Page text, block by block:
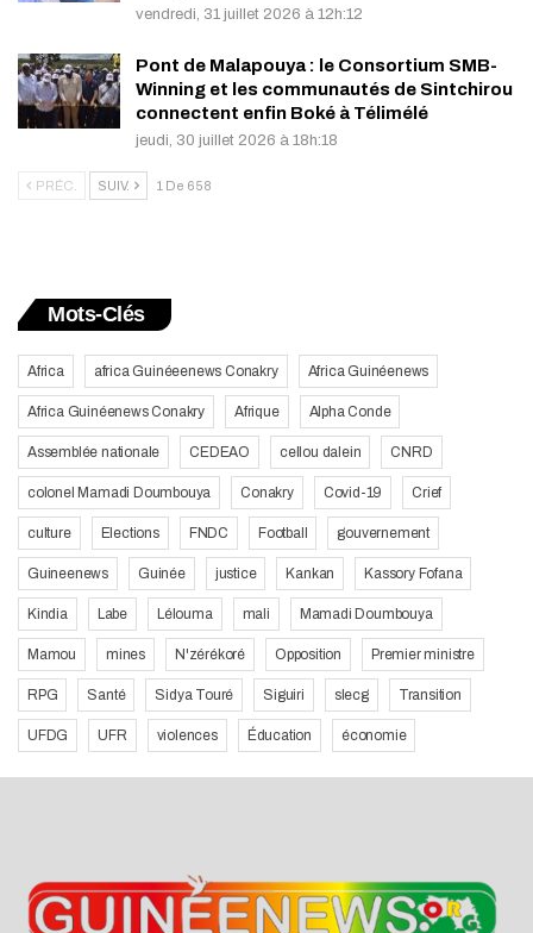
vendredi, 31 juillet 2026 à 12h:12
Pont de Malapouya : le Consortium SMB-
Winning et les communautés de Sintchirou
connectent enfin Boké à Télimélé
jeudi, 30 juillet 2026 à 18h:18
PRÉC. SUIV. 1 De 658
Mots-Clés
Africa africa Guinéeenews Conakry Africa Guinéenews
Africa Guinéenews Conakry Afrique Alpha Conde
Assemblée nationale CEDEAO cellou dalein CNRD
colonel Mamadi Doumbouya Conakry Covid-19 Crief
culture Elections FNDC Football gouvernement
Guineenews Guinée justice Kankan Kassory Fofana
Kindia Labe Lélouma mali Mamadi Doumbouya
Mamou mines N'zérékoré Opposition Premier ministre
RPG Santé Sidya Touré Siguiri slecg Transition
UFDG UFR violences Éducation économie